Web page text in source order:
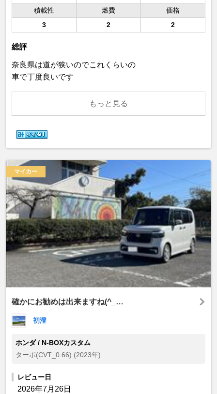
積載性
燃費
価格
3
2 2
総評
奈良県は道が狭いのでこれくらいの
車で丁度良いです
もっと見る
マイカー
確かにお勧めは出来ますね(^_…
初澄
ホンダ / N-BOXカスタム
ターボ(CVT_0.66) (2023年)
レビュー日
2026年7月26日